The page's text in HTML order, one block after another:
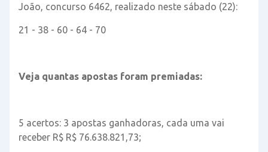
João, concurso 6462, realizado neste sábado (22):
21 - 38 - 60 - 64 - 70
Veja quantas apostas foram premiadas:
5 acertos: 3 apostas ganhadoras, cada uma vai
receber R$ R$ 76.638.821,73;